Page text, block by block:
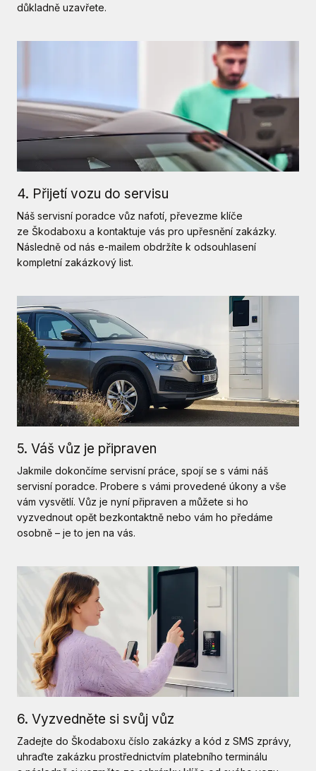
důkladně uzavřete.
4. Přijetí vozu do servisu
Náš servisní poradce vůz nafotí, převezme klíče
ze Škodaboxu a kontaktuje vás pro upřesnění zakázky.
Následně od nás e-mailem obdržíte k odsouhlasení
kompletní zakázkový list.
5. Váš vůz je připraven
Jakmile dokončíme servisní práce, spojí se s vámi náš
servisní poradce. Probere s vámi provedené úkony a vše
vám vysvětlí. Vůz je nyní připraven a můžete si ho
vyzvednout opět bezkontaktně nebo vám ho předáme
osobně – je to jen na vás.
6. Vyzvedněte si svůj vůz
Zadejte do Škodaboxu číslo zakázky a kód z SMS zprávy,
uhraďte zakázku prostřednictvím platebního terminálu